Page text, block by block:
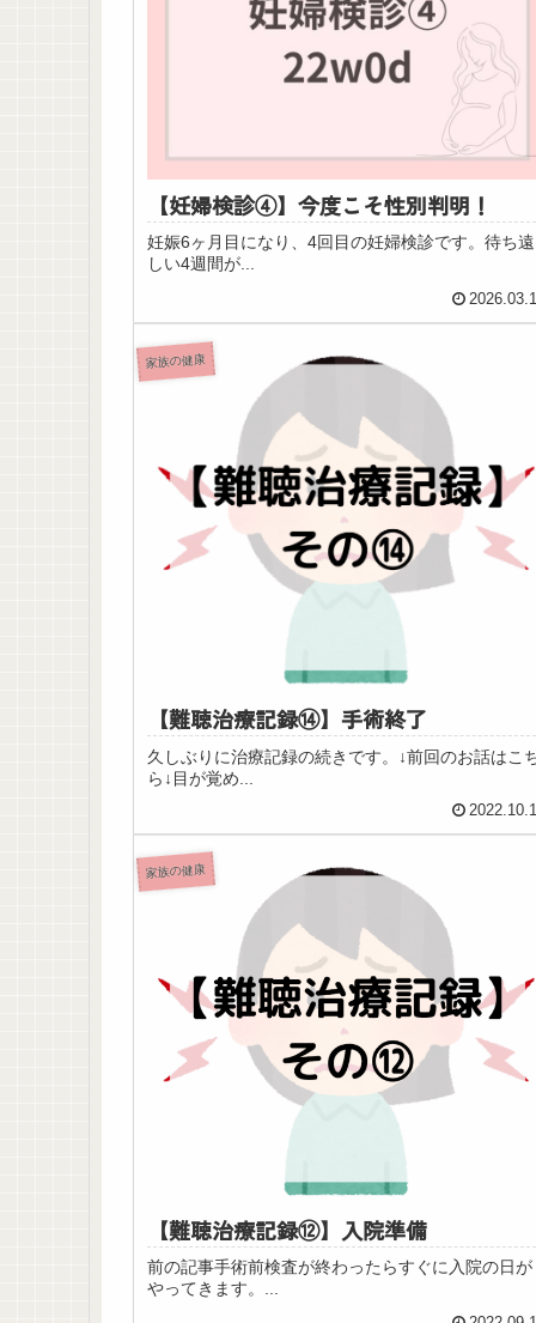
【妊婦検診④】今度こそ性別判明！
妊娠6ヶ月目になり、4回目の妊婦検診です。待ち遠
しい4週間が...
家族の健康
【難聴治療記録⑭】手術終了
久しぶりに治療記録の続きです。↓前回のお話はこ
ら↓目が覚め...
家族の健康
【難聴治療記録⑫】入院準備
前の記事手術前検査が終わったらすぐに入院の日が
やってきます。...